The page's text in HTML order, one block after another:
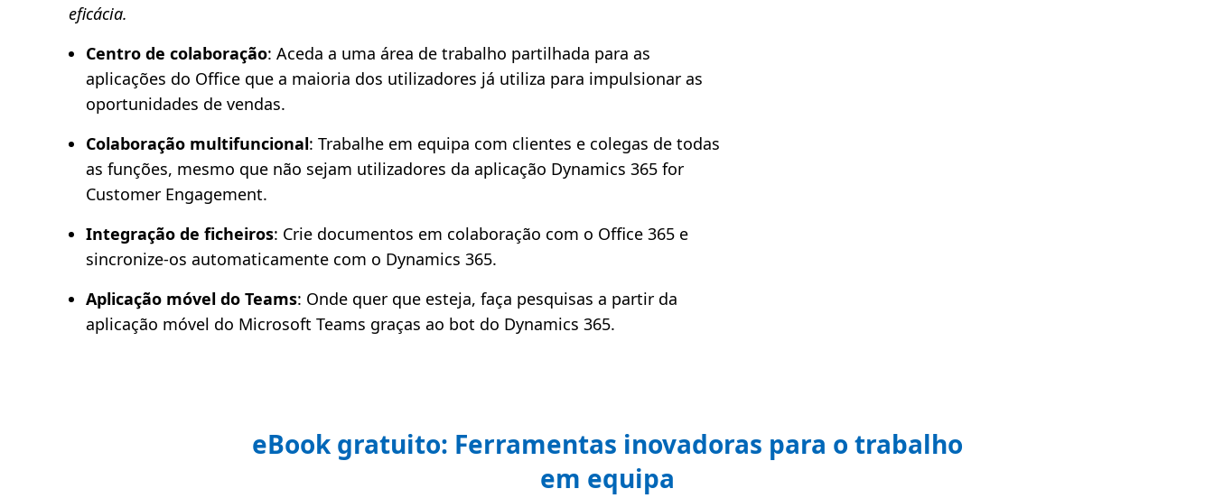
eficácia.
Centro de colaboração: Aceda a uma área de trabalho partilhada para as
aplicações do Office que a maioria dos utilizadores já utiliza para impulsionar as
oportunidades de vendas.
Colaboração multifuncional: Trabalhe em equipa com clientes e colegas de todas
as funções, mesmo que não sejam utilizadores da aplicação Dynamics 365 for
Customer Engagement.
Integração de ficheiros: Crie documentos em colaboração com o Office 365 e
sincronize-os automaticamente com o Dynamics 365.
Aplicação móvel do Teams: Onde quer que esteja, faça pesquisas a partir da
aplicação móvel do Microsoft Teams graças ao bot do Dynamics 365.
eBook gratuito: Ferramentas inovadoras para o trabalho
em equipa